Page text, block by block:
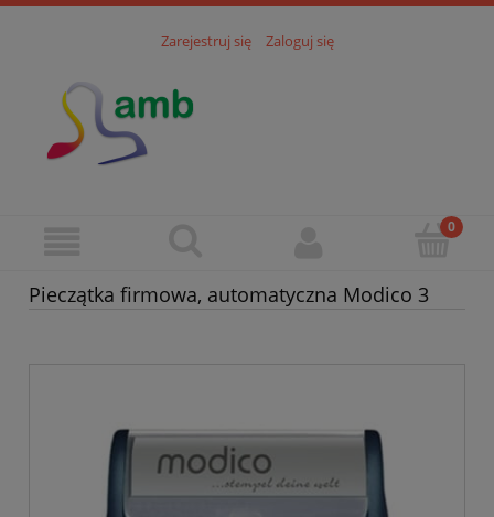
Zarejestruj się Zaloguj się
Pieczątka firmowa, automatyczna Modico 3